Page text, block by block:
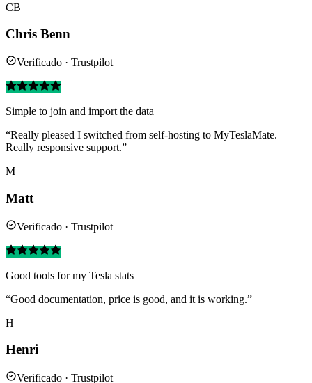
CB
Chris Benn
Verificado · Trustpilot
Simple to join and import the data
“Really pleased I switched from self-hosting to MyTeslaMate.
Really responsive support.”
M
Matt
Verificado · Trustpilot
Good tools for my Tesla stats
“Good documentation, price is good, and it is working.”
H
Henri
Verificado · Trustpilot